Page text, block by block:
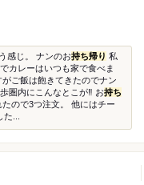
感じ。 ナンのお持ち帰り 私
カレーはいつも家で食べま
ご飯は飽きてきたのでナン
圏内にこんなとこが‼︎ お持ち
ので3つ注文。 他にはチー
...